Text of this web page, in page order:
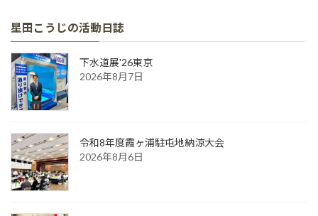
星田こうじの活動日誌
下水道展'26東京
2026年8月7日
令和8年度霞ヶ浦駐屯地納涼大会
2026年8月6日